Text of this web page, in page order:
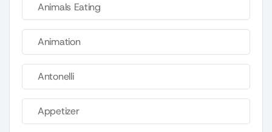
Animals Eating
Animation
Antonelli
Appetizer